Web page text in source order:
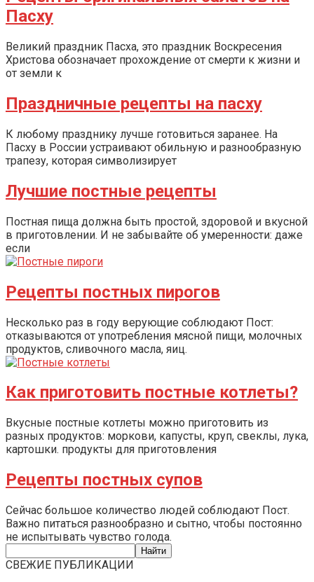
Пасху
Великий праздник Пасха, это праздник Воскресения
Христова обозначает прохождение от смерти к жизни и
от земли к
Праздничные рецепты на пасху
К любому празднику лучше готовиться заранее. На
Пасху в России устраивают обильную и разнообразную
трапезу, которая символизирует
Лучшие постные рецепты
Постная пища должна быть простой, здоровой и вкусной
в приготовлении. И не забывайте об умеренности: даже
если
Рецепты постных пирогов
Несколько раз в году верующие соблюдают Пост:
отказываются от употребления мясной пищи, молочных
продуктов, сливочного масла, яиц.
Как приготовить постные котлеты?
Вкусные постные котлеты можно приготовить из
разных продуктов: моркови, капусты, круп, свеклы, лука,
картошки. продукты для приготовления
Рецепты постных супов
Сейчас большое количество людей соблюдают Пост.
Важно питаться разнообразно и сытно, чтобы постоянно
не испытывать чувство голода.
СВЕЖИЕ ПУБЛИКАЦИИ